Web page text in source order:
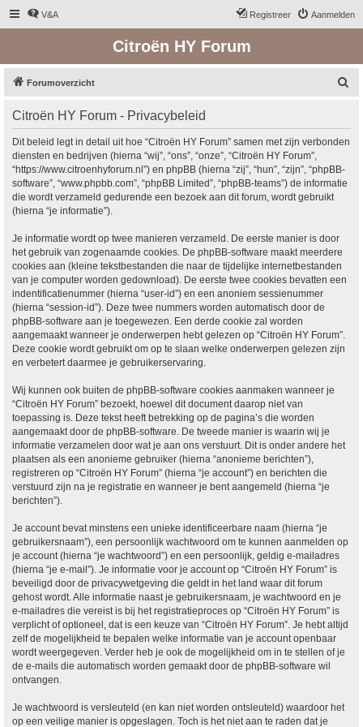
V&A Aanmelden
Registreer
Citroën HY Forum
Forumoverzicht
Citroën HY Forum - Privacybeleid
Dit beleid legt in detail uit hoe “Citroën HY Forum” samen met zijn verbonden
diensten en bedrijven (hierna “wij”, “ons”, “onze”, “Citroën HY Forum”,
“https://www.citroenhyforum.nl”) en phpBB (hierna “zij”, “hun”, “zijn”, “phpBB-
software”, “www.phpbb.com”, “phpBB Limited”, “phpBB-teams”) de informatie
die wordt verzameld gedurende een bezoek aan dit forum, wordt gebruikt
(hierna “je informatie”).
Je informatie wordt op twee manieren verzameld. De eerste manier is door
het gebruik van zogenaamde cookies. De phpBB-software maakt meerdere
cookies aan (kleine tekstbestanden die naar de tijdelijke internetbestanden
van je computer worden gedownload). De eerste twee cookies bevatten een
indentificatienummer (hierna “user-id”) en een anoniem sessienummer
(hierna “session-id”). Deze twee nummers worden automatisch door de
phpBB-software aan je toegewezen. Een derde cookie zal worden
aangemaakt wanneer je onderwerpen hebt gelezen op “Citroën HY Forum”.
Deze cookie wordt gebruikt om op te slaan welke onderwerpen gelezen zijn
en verbetert daarmee je gebruikerservaring.
Wij kunnen ook buiten de phpBB-software cookies aanmaken wanneer je
“Citroën HY Forum” bezoekt, hoewel dit document daarop niet van
toepassing is. Deze tekst heeft betrekking op de pagina’s die worden
aangemaakt door de phpBB-software. De tweede manier is waarin wij je
informatie verzamelen door wat je aan ons verstuurt. Dit is onder andere het
plaatsen als een anonieme gebruiker (hierna “anonieme berichten”),
registreren op “Citroën HY Forum” (hierna “je account”) en berichten die
verstuurd zijn na je registratie en wanneer je bent aangemeld (hierna “je
berichten”).
Je account bevat minstens een unieke identificeerbare naam (hierna “je
gebruikersnaam”), een persoonlijk wachtwoord om te kunnen aanmelden op
je account (hierna “je wachtwoord”) en een persoonlijk, geldig e-mailadres
(hierna “je e-mail”). Je informatie voor je account op “Citroën HY Forum” is
beveiligd door de privacywetgeving die geldt in het land waar dit forum
gehost wordt. Alle informatie naast je gebruikersnaam, je wachtwoord en je
e-mailadres die vereist is bij het registratieproces op “Citroën HY Forum” is
verplicht of optioneel, dat is een keuze van “Citroën HY Forum”. Je hebt altijd
zelf de mogelijkheid te bepalen welke informatie van je account openbaar
wordt weergegeven. Verder heb je ook de mogelijkheid om in te stellen of je
de e-mails die automatisch worden gemaakt door de phpBB-software wil
ontvangen.
Je wachtwoord is versleuteld (en kan niet worden ontsleuteld) waardoor het
op een veilige manier is opgeslagen. Toch is het niet aan te raden dat je